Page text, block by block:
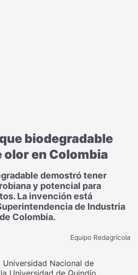
biodegradable
olor en Colombia
demostró tener
y potencial para
La invención está
de Industria
Colombia.
Equipo Redagrícola
Nacional de